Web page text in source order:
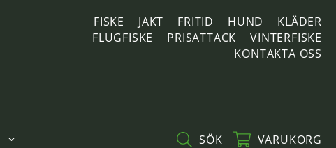
FISKE JAKT FRITID HUND
KLÄDER
FLUGFISKE
PRISATTACK
VINTERFISKE
KONTAKTA OSS
SÖK VARUKORG